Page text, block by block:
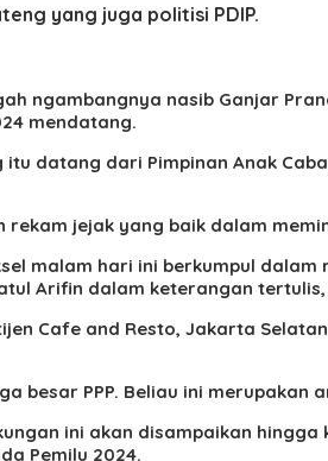
yang juga politisi PDIP.
ngambangnya nasib Ganjar
mendatang.
datang dari Pimpinan Anak
jejak yang baik dalam
malam hari ini berkumpul
Arifin dalam keterangan
Cafe and Resto, Jakarta
besar PPP. Beliau ini merupakan
ini akan disampaikan hingga
Pemilu 2024.